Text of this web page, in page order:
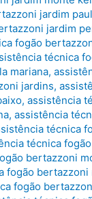
jardim
jardim
fogão
técnica
mariana,
jardins,
, assistência
, assistência
técnica
técnica
bertazzoni
fogão bertazzoni
fogão